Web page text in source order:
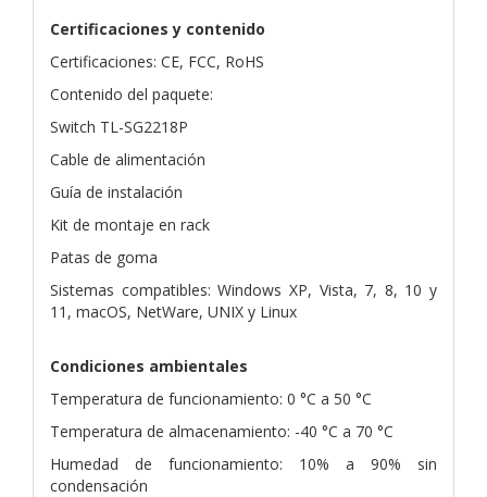
Certificaciones y contenido
Certificaciones: CE, FCC, RoHS
Contenido del paquete:
Switch TL-SG2218P
Cable de alimentación
Guía de instalación
Kit de montaje en rack
Patas de goma
Sistemas compatibles: Windows XP, Vista, 7, 8, 10 y
11, macOS, NetWare, UNIX y Linux
Condiciones ambientales
Temperatura de funcionamiento: 0 °C a 50 °C
Temperatura de almacenamiento: -40 °C a 70 °C
Humedad de funcionamiento: 10% a 90% sin
condensación